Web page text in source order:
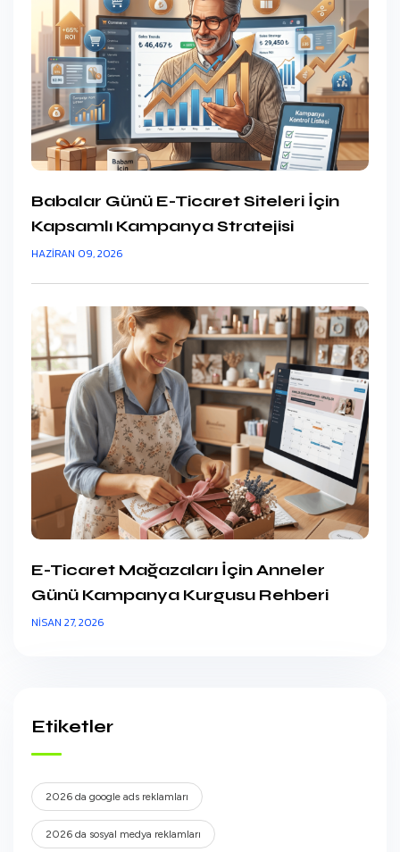
Babalar Günü E-Ticaret Siteleri İçin
Kapsamlı Kampanya Stratejisi
HAZIRAN 09, 2026
E-Ticaret Mağazaları İçin Anneler
Günü Kampanya Kurgusu Rehberi
NISAN 27, 2026
Etiketler
2026 da google ads reklamları
2026 da sosyal medya reklamları